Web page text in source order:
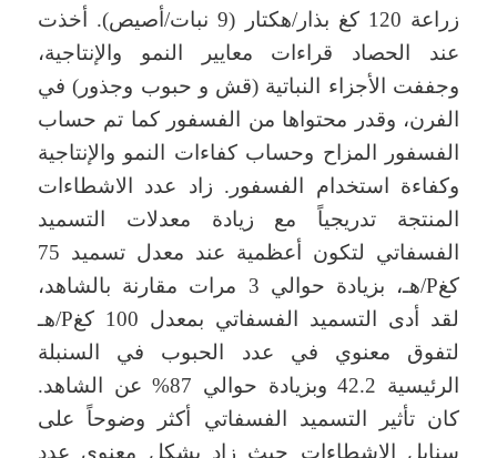
زراعة 120 كغ بذار/هكتار (9 نبات/أصيص). أخذت
عند الحصاد قراءات معايير النمو والإنتاجية،
وجففت الأجزاء النباتية (قش و حبوب وجذور) في
الفرن، وقدر محتواها من الفسفور كما تم حساب
الفسفور المزاح وحساب كفاءات النمو والإنتاجية
وكفاءة استخدام الفسفور. زاد عدد الاشطاءات
المنتجة تدريجياً مع زيادة معدلات التسميد
الفسفاتي لتكون أعظمية عند معدل تسميد 75
كغP/هـ، بزيادة حوالي 3 مرات مقارنة بالشاهد،
لقد أدى التسميد الفسفاتي بمعدل 100 كغP/هـ
لتفوق معنوي في عدد الحبوب في السنبلة
الرئيسية 42.2 وبزيادة حوالي 87% عن الشاهد.
كان تأثير التسميد الفسفاتي أكثر وضوحاً على
سنابل الإشطاءات حيث زاد بشكل معنوي عدد